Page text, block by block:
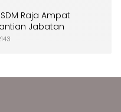
Raja Ampat
Jabatan